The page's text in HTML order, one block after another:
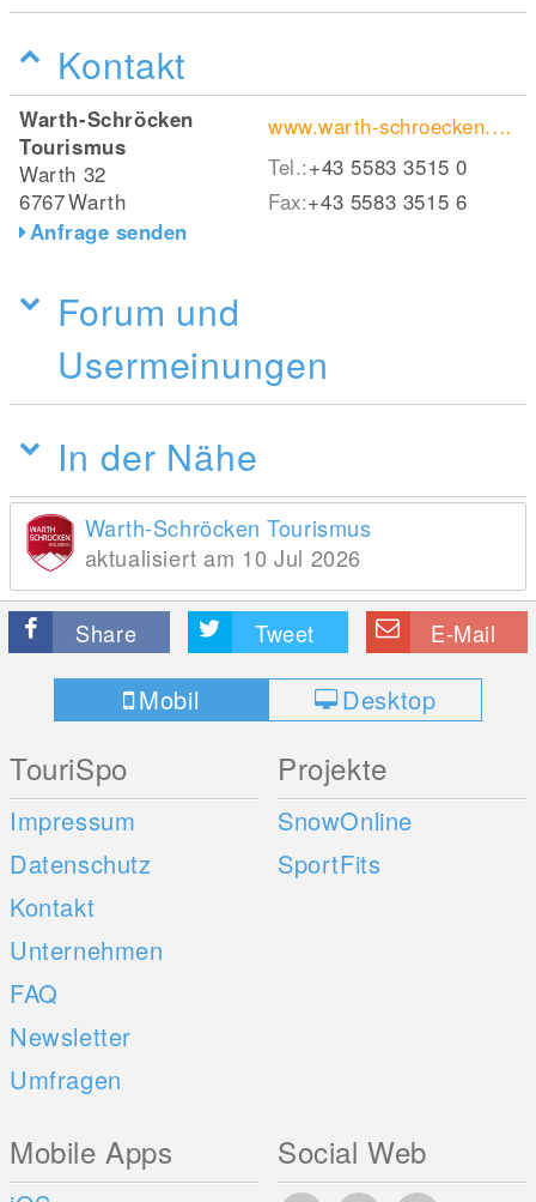
Kontakt
Warth-Schröcken
Tourismus
Warth 32
6767Warth
Anfrage senden
www.warth-schroecken.com
Tel.:+43 5583 3515 0
Fax:+43 5583 3515 6
Forum und
Usermeinungen
In der Nähe
Warth-Schröcken Tourismus
aktualisiert am 10 Jul 2026
Share Tweet E-Mail
Mobil Desktop
TouriSpo
Impressum
Datenschutz
Kontakt
Unternehmen
FAQ
Newsletter
Umfragen
Projekte
SnowOnline
SportFits
Mobile Apps Social Web